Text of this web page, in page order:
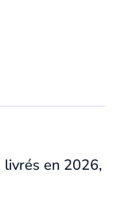
en 2026,